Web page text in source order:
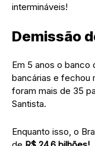
intermináveis!
Demissão
Em 5 anos o banco
bancárias e fechou
foram mais de 35
Santista.
Enquanto isso, o